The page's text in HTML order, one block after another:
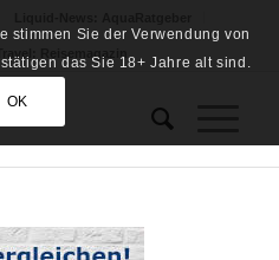
stimmen Sie der Verwendung von
das Sie 18+ Jahre alt sind.
OK